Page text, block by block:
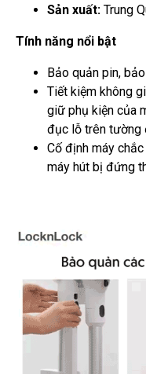
Sản xuất: Trung
Tính năng nổi bật
Bảo quản pin,
Tiết kiệm không
giữ phụ kiện của
đục lỗ trên tường
Cố định máy
máy hút bị đứng